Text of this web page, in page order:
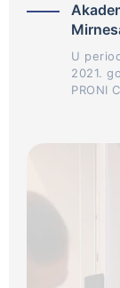
U
2021.
PRONI